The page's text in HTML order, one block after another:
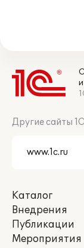
Другие сайты 1С
Каталог
Внедрения
Публикации
Мероприятия